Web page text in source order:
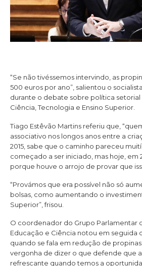
“Se não tivéssemos intervindo, as
500 euros por ano”, salientou o
durante o debate sobre política setorial
Ciência, Tecnologia e Ensino Superior.
Tiago Estêvão Martins referiu que,
associativo nos longos anos entre a
2015, sabe que o caminho pareceu
começado a ser iniciado, mas hoje, em
porque houve o arrojo de provar que
“Provámos que era possível não só
bolsas, como aumentando o
Superior”, frisou.
O coordenador do Grupo Parlamentar
Educação e Ciência notou em seguida
quando se fala em redução de
vergonha de dizer o que defende que
refrescante quando temos a